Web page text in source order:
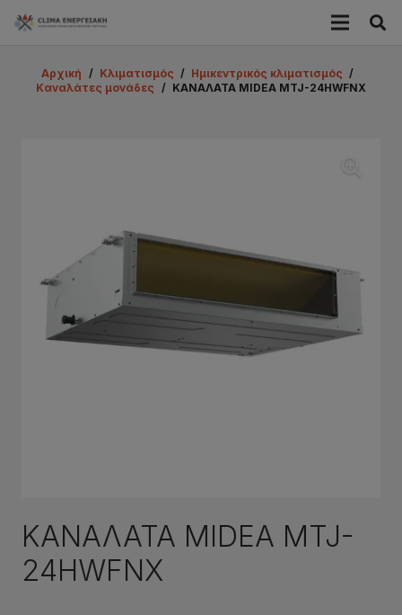
Αρχική / Κλιματισμός / Ημικεντρικός κλιματισμός /
Καναλάτες μονάδες / ΚΑΝΑΛΑΤΑ MIDEA MTJ-24HWFNX
ΚΑΝΑΛΑΤΑ MIDEA MTJ-
24HWFNX